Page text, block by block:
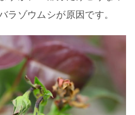
ラゾウムシが原因です。